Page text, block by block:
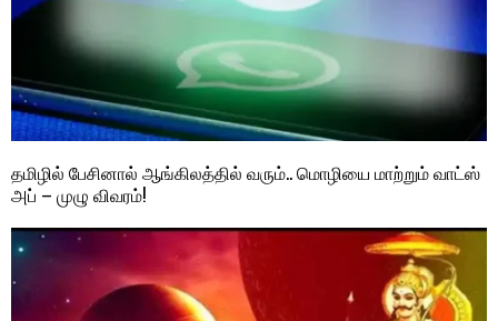
தமிழில் பேசினால் ஆங்கிலத்தில் வரும்.. மொழியை மாற்றும் வாட்ஸ்
அப் – முழு விவரம்!